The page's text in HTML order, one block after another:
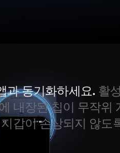
과 동기화하세요. 활성
내장된 칩이 무작위
갑이 손상되지 않도